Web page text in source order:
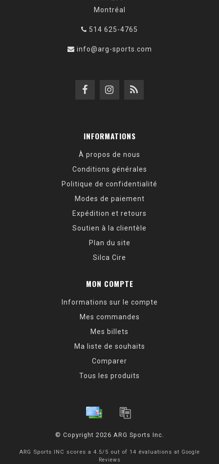
Montréal
514 625-4765
info@arg-sports.com
INFORMATIONS
À propos de nous
Conditions générales
Politique de confidentialité
Modes de paiement
Expédition et retours
Soutien à la clientèle
Plan du site
Silca Cire
MON COMPTE
Informations sur le compte
Mes commandes
Mes billets
Ma liste de souhaits
Comparer
Tous les produits
© Copyright 2026 ARG Sports Inc.
ARG Sports INC scores a 4.5/ 5 out of 14 évaluations at Google
Reviews